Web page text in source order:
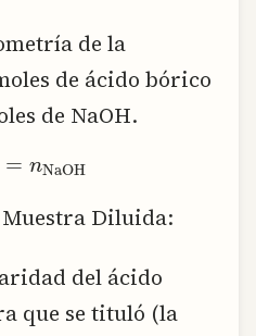
de la
de ácido bórico
de NaOH.
= n_{text{NaOH}}
Diluida:
del ácido
que se tituló (la